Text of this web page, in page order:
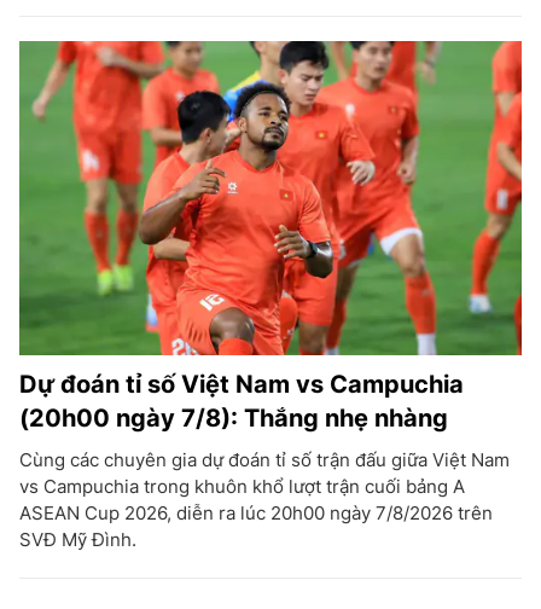
Dự đoán tỉ số Việt Nam vs Campuchia
(20h00 ngày 7/8): Thắng nhẹ nhàng
Cùng các chuyên gia dự đoán tỉ số trận đấu giữa Việt Nam
vs Campuchia trong khuôn khổ lượt trận cuối bảng A
ASEAN Cup 2026, diễn ra lúc 20h00 ngày 7/8/2026 trên
SVĐ Mỹ Đình.